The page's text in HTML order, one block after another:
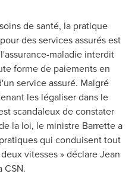
de santé, la pratique
des services assurés est
maladie interdit
forme de paiements en
service assuré. Malgré
les légaliser dans le
scandaleux de constater
la loi, le ministre Barrette a
qui conduisent tout
vitesses » déclare Jean
CSN.